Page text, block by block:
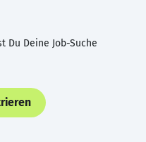
Du Deine Job-Suche